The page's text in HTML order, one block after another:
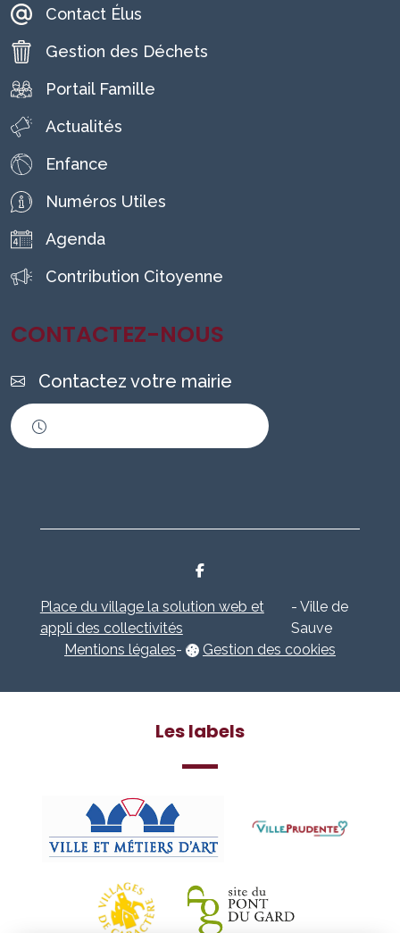
Contact Élus
Gestion des Déchets
Portail Famille
Actualités
Enfance
Numéros Utiles
Agenda
Contribution Citoyenne
CONTACTEZ-NOUS
Contactez votre mairie
Place du village la solution web et
appli des collectivités
- Ville de
Sauve
Mentions légales- Gestion des cookies
Les labels